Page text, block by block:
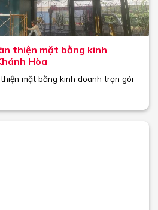
thiện mặt bằng kinh
Hòa
mặt bằng kinh doanh trọn gói